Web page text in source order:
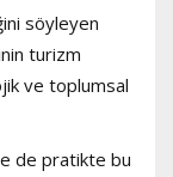
söyleyen
turizm
ve toplumsal
de pratikte bu